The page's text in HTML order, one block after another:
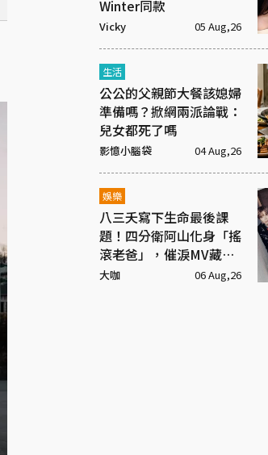
Winter同款
Vicky 05 Aug,26
生活
公公的父親節大餐該媳婦
準備嗎？掀網兩派論戰：
兒女都死了嗎
影憶小腦袋 04 Aug,26
娛樂
八三夭寫下生命最後課
題！四分衛阿山化身「搖
滾老爸」，催淚MV藏大
洋蔥
大咖 06 Aug,26